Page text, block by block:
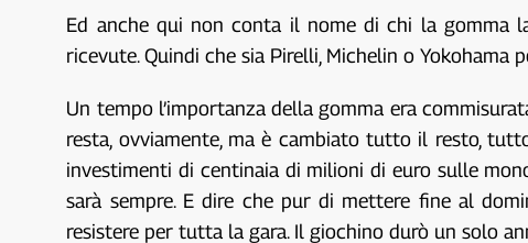
Ed anche qui non conta il nome di chi la gomma
ricevute. Quindi che sia Pirelli, Michelin o Yokohama
Un tempo l’importanza della gomma era
resta, ovviamente, ma è cambiato tutto il resto,
investimenti di centinaia di milioni di euro sulle
sarà sempre. E dire che pur di mettere fine al
resistere per tutta la gara. Il giochino durò un solo